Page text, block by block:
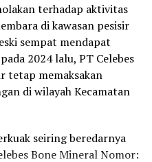
terhadap aktivitas
di kawasan pesisir
sempat mendapat
2024 lalu, PT Celebes
tetap memaksakan
di wilayah Kecamatan
seiring beredarnya
Bone Mineral Nomor: